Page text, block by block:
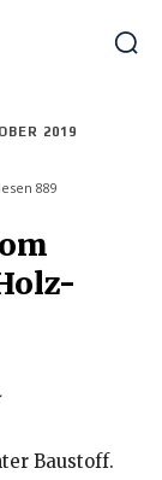
2019
889
Baustoff.